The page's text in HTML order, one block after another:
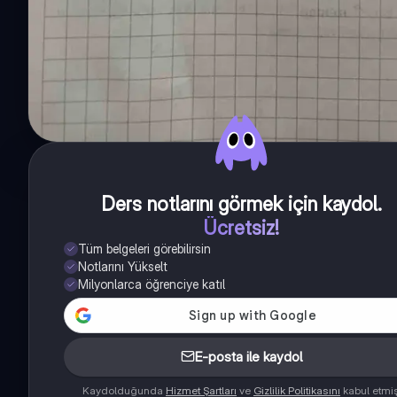
Ders notlarını görmek için kaydol.
Ücretsiz!
Tüm belgeleri görebilirsin
Notlarını Yükselt
Milyonlarca öğrenciye katıl
E-posta ile kaydol
Kaydolduğunda Hizmet Şartları ve Gizlilik Politikasını kabul